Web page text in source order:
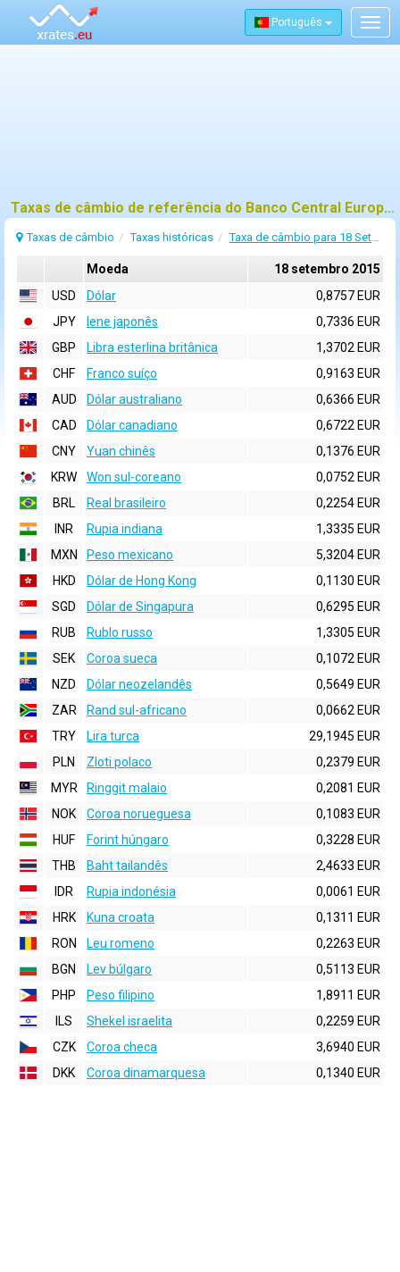
Português
Taxas de câmbio de referência do Banco Central Europeu (BCE) para 18 setembro 2015
Taxas de câmbio Taxas históricas Taxa de câmbio para 18 Setembro 2015
Moeda
18 setembro 2015
USD
Dólar
0,8757 EUR
JPY
Iene japonês
0,7336 EUR
GBP
Libra esterlina britânica
1,3702 EUR
CHF
Franco suíço
0,9163 EUR
AUD
Dólar australiano
0,6366 EUR
CAD
Dólar canadiano
0,6722 EUR
CNY
Yuan chinês
0,1376 EUR
KRW
Won sul-coreano
0,0752 EUR
BRL
Real brasileiro
0,2254 EUR
INR
Rupia indiana
1,3335 EUR
MXN
Peso mexicano
5,3204 EUR
HKD
Dólar de Hong Kong
0,1130 EUR
SGD
Dólar de Singapura
0,6295 EUR
RUB
Rublo russo
1,3305 EUR
SEK
Coroa sueca
0,1072 EUR
NZD
Dólar neozelandês
0,5649 EUR
ZAR
Rand sul-africano
0,0662 EUR
TRY
Lira turca
29,1945 EUR
PLN
Zloti polaco
0,2379 EUR
MYR
Ringgit malaio
0,2081 EUR
NOK
Coroa norueguesa
0,1083 EUR
HUF
Forint húngaro
0,3228 EUR
THB
Baht tailandês
2,4633 EUR
IDR
Rupia indonésia
0,0061 EUR
HRK
Kuna croata
0,1311 EUR
RON
Leu romeno
0,2263 EUR
BGN
Lev búlgaro
0,5113 EUR
PHP
Peso filipino
1,8911 EUR
ILS
Shekel israelita
0,2259 EUR
CZK
Coroa checa
3,6940 EUR
DKK
Coroa dinamarquesa 0,1340 EUR